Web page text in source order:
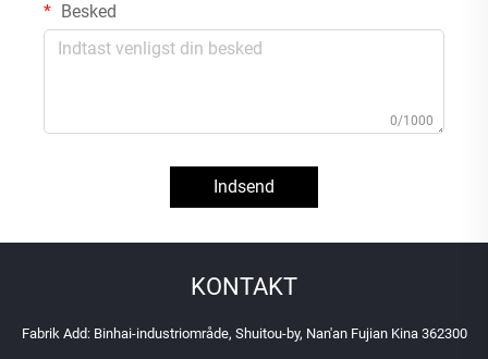
Besked
0/1000
Indsend
KONTAKT
Fabrik Add: Binhai-industriområde, Shuitou-by, Nan'an Fujian Kina 362300